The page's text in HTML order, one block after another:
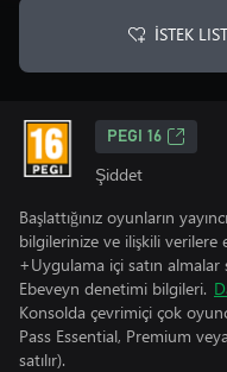
İSTEK
PEGI 16
Şiddet
Başlattığınız oyunların
bilgilerinize ve ilişkili verilere
+Uygulama içi satın almalar
Ebeveyn denetimi bilgileri.
Konsolda çevrimiçi çok
Pass Essential, Premium
satılır).